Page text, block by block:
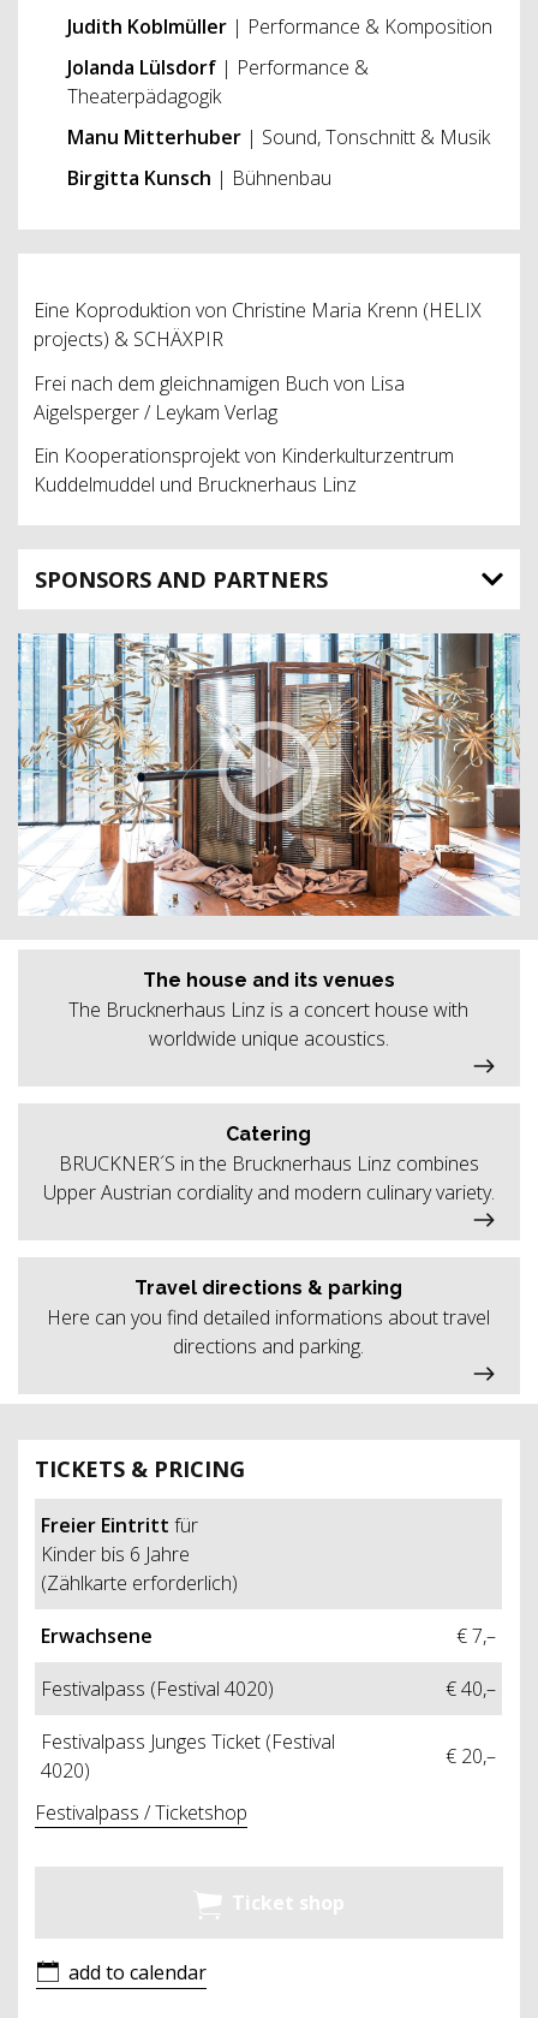
Judith Koblmüller | Performance & Komposition
Jolanda Lülsdorf | Performance &
Theaterpädagogik
Manu Mitterhuber | Sound, Tonschnitt & Musik
Birgitta Kunsch | Bühnenbau
Eine Koproduktion von Christine Maria Krenn (HELIX
projects) & SCHÄXPIR
Frei nach dem gleichnamigen Buch von Lisa
Aigelsperger / Leykam Verlag
Ein Kooperationsprojekt von Kinderkulturzentrum
Kuddelmuddel und Brucknerhaus Linz
SPONSORS AND PARTNERS
TICKETS & PRICING
Freier Eintritt für
Kinder bis 6 Jahre
(Zählkarte erforderlich)
Erwachsene
€ 7,–
Festivalpass (Festival 4020)
€ 40,–
Festivalpass Junges Ticket (Festival
4020)
€ 20,–
Festivalpass / Ticketshop
Ticket shop
add to calendar
The house and its venues
The Brucknerhaus Linz is a concert house with
worldwide unique acoustics.
Catering
BRUCKNER´S in the Brucknerhaus Linz combines
Upper Austrian cordiality and modern culinary variety.
Travel directions & parking
Here can you find detailed informations about travel
directions and parking.